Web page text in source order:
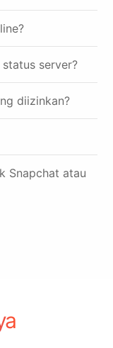
server?
diizinkan?
Snapchat atau